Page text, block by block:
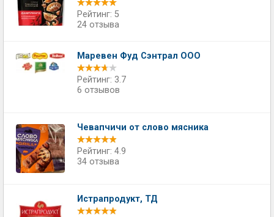
Рейтинг: 5
24 отзыва
Маревен Фуд Сэнтрал ООО
Рейтинг: 3.7
6 отзывов
Чевапчичи от слово мясника
Рейтинг: 4.9
34 отзыва
Истрапродукт, ТД